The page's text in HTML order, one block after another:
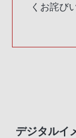
くお詫び
デジタルイ